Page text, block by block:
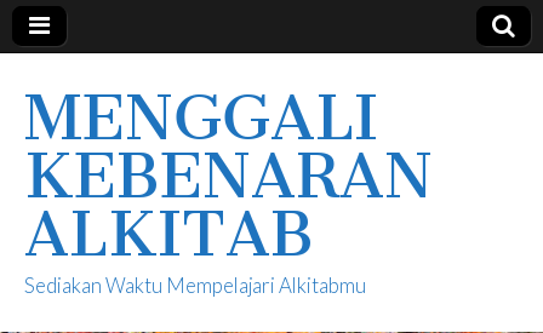
MENGGALI
KEBENARAN
ALKITAB
Sediakan Waktu Mempelajari Alkitabmu